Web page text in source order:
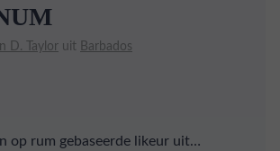
D. Taylor uit Barbados
op rum gebaseerde likeur uit